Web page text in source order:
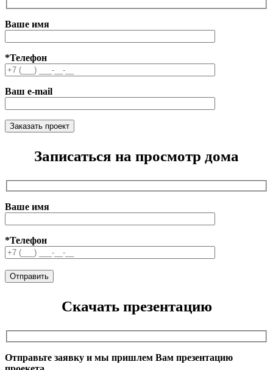
Ваше имя
*Телефон
Ваш e-mail
Записаться на просмотр дома
Ваше имя
*Телефон
Скачать презентацию
Отправьте заявку и мы пришлем Вам презентацию